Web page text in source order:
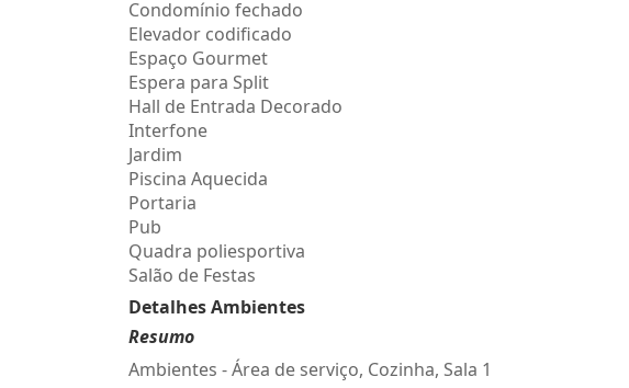
Condomínio fechado
Elevador codificado
Espaço Gourmet
Espera para Split
Hall de Entrada Decorado
Interfone
Jardim
Piscina Aquecida
Portaria
Pub
Quadra poliesportiva
Salão de Festas
Detalhes Ambientes
Resumo
Ambientes - Área de serviço, Cozinha, Sala 1